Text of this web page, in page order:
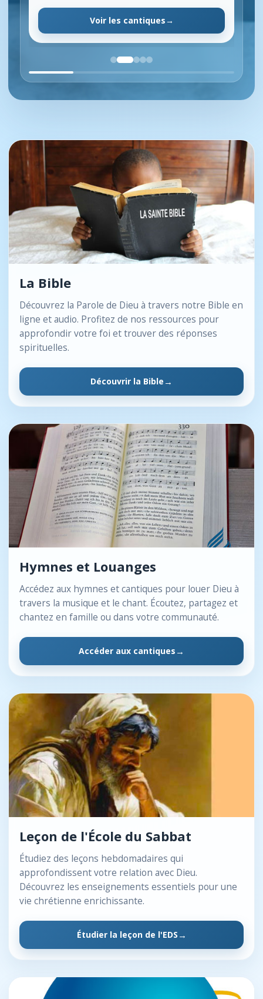
Voir les cantiques
La Bible
Découvrez la Parole de Dieu à travers notre Bible en
ligne et audio. Profitez de nos ressources pour
approfondir votre foi et trouver des réponses
spirituelles.
Découvrir la Bible
Hymnes et Louanges
Accédez aux hymnes et cantiques pour louer Dieu à
travers la musique et le chant. Écoutez, partagez et
chantez en famille ou dans votre communauté.
Accéder aux cantiques
Leçon de l'École du Sabbat
Étudiez des leçons hebdomadaires qui
approfondissent votre relation avec Dieu.
Découvrez les enseignements essentiels pour une
vie chrétienne enrichissante.
Étudier la leçon de l'EDS